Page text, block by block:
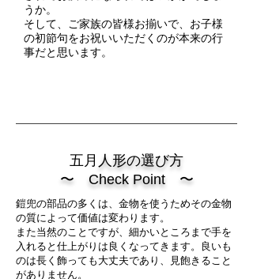
うか。
そして、ご家族の皆様お揃いで、お子様
の初節句をお祝いいただくのが本来の行
事だと思います。
​五月 人形の選び方
〜 Check Point 〜
鎧兜の部品の多くは、金物を使うためその金物
の質によって価値は変わります。
また当然のことですが、細かいところまで手を
入れると仕上がりは良くなってきます。良いも
のは長く飾っても大丈夫であり、見飽きること
がありません。